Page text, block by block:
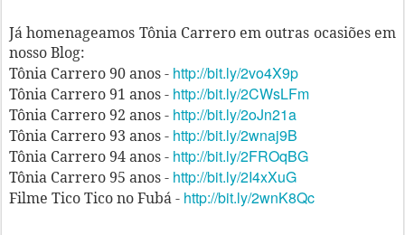
Já homenageamos Tônia Carrero em outras ocasiões em
nosso Blog:
Tônia Carrero 90 anos - http://bit.ly/2vo4X9p
Tônia Carrero 91 anos - http://bit.ly/2CWsLFm
Tônia Carrero 92 anos - http://bit.ly/2oJn21a
Tônia Carrero 93 anos - http://bit.ly/2wnaj9B
Tônia Carrero 94 anos - http://bit.ly/2FROqBG
Tônia Carrero 95 anos - http://bit.ly/2I4xXuG
Filme Tico Tico no Fubá - http://bit.ly/2wnK8Qc